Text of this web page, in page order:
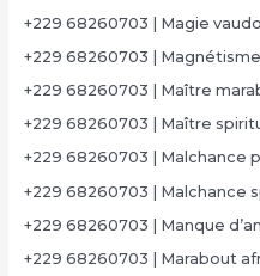
+229 68260703 | Magie
+229 68260703 |
+229 68260703 | Maître
+229 68260703 | Maître
+229 68260703 | Malchance
+229 68260703 | Malchance
+229 68260703 | Manque
+229 68260703 | Marabout